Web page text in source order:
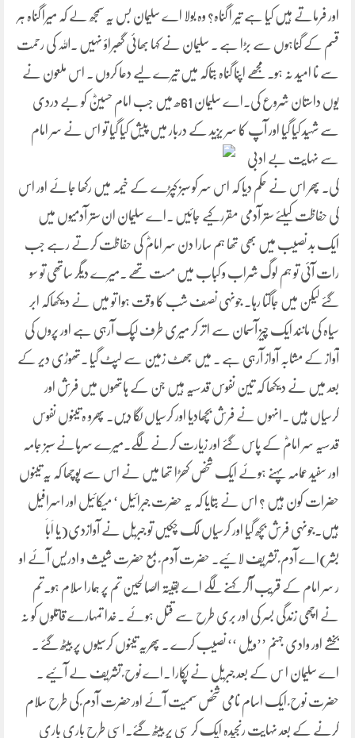
اور فرماتے ہیں کیا ہے تیر ا گناہ؟ وہ بولا اے سلیمان بس یہ سمجھ لے کہ میرا گناہ ہر
قسم کے گناہوں سے بڑا ہے ۔ سلیمان نے کہا بھائی گھبراؤ نہیں ۔اللہ کی رحمت
سے نا امید نہ ہو۔مجھے اپنا گناہ بتاکہ میں تیرے لیے دعا کروں ۔ اس ملعون نے
یوں داستان شروع کی۔اے سلیمان 61ھ میں جب امام حسینؓ کو بے دردی
سے شہید کیا گیا اور آپ کا سر یزید کے دربار میں پیش کیا گیا تو اس نے سر امام
سے نہایت بے ادبی
کی۔ پھر اس نے حکم دیا کہ اس سر کو سبز کپڑے کے خیمہ میں رکھا جائے اور اس
کی حفاظت کیلئے ستر آدمی مقررکیے جائیں ۔اے سلیمان ان ستر آدمیوں میں
ایک بد نصیب میں بھی تھا ہم سارا دن سر امامؓ کی حفاظت کرتے رہے جب
رات آئی تو ہم لوگ شراب و کباب میں مست تھے ۔میرے دیگر ساتھی تو سو
گئے لیکن میں جاگتا رہا۔ جونہی نصف شب کا وقت ہوا تو میں نے دیکھاکہ ابر
سیاہ کی مانند ایک چیز آسمان سے اتر کر میری طرف لپک آرہی ہے اور پروں کی
آواز کے مشابہ آواز آرہی ہے ۔ میں جھٹ زمین سے لپٹ گیا ۔تھوڑی دیر کے
بعد میں نے دیکھا کہ تین نفوس قدسیہ ہیں جن کے ہاتھوں میں فرش اور
کرسیاں ہیں ۔انہوں نے فرش بچھادیا اور کرسیاں لگا دیں۔ پھرو ہ تینوں نفوس
قدسیہ سر امامؓ کے پاس گئے اور زیارت کرنے لگے۔میرے سرہانے سبز جامہ
اور سفید عمامہ پہنے ہوئے ایک شخص کھڑا تھا میں نے اس سے پوچھا کہ یہ تینوں
حضرات کون ہیں ؟ اس نے بتایا کہ یہ حضرت جبرائیل ‘ میکائیل اور اسرافیل
ہیں۔جونہی فرش بچھ گیا اور کرسیاں لگ چکیں تو جبریل نے آوازدی(یا اَباَ
بَشر)اے آدم ؑ تشریف لائیے۔ حضرت آدم ؑ بمع حضرت شیث و ادریس آئے او
ر سر امام کے قریب آکر کہنے لگے اے بقیتہ الصالحین تم پر ہمارا سلام ہو۔تم
نے اچھی زندگی بسر کی اور بری طرح سے قتل ہوئے ۔خدا تمہارے قاتلوں کو نہ
بخشے اور وادی جہنم ’’ویل ‘‘ نصیب کرے ۔ پھریہ تینوں کرسیوں پر بیٹھ گئے ۔
اے سلیمان ا س کے بعد جبریل نے پکارا ۔اے نوح ؑ تشریف لے آئیے ۔
حضرت نوح ؑ ایک اسام نامی شخص سمیت آئے اورحضرت آدم ؑ کی طرح سلام
کرنے کے بعد نہایت رنجیدہ ایک کر سی پر بیٹھ گئے۔اسی طرح باری باری